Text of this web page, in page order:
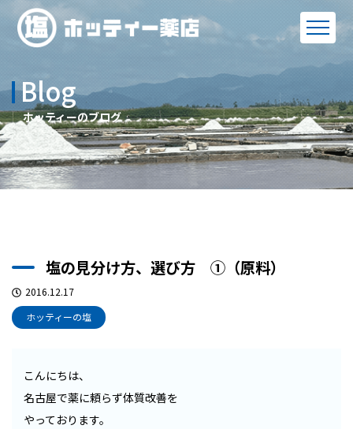
Blog
ホッティーのブログ
塩の見分け方、選び方 ①（原料）
2016.12.17
ホッティーの塩
こんにちは、
名古屋で薬に頼らず体質改善を
やっております。